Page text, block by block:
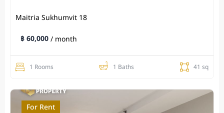
Maitria Sukhumvit 18
฿ 60,000/ month
1 Rooms 1 Baths 41 sq
For Rent